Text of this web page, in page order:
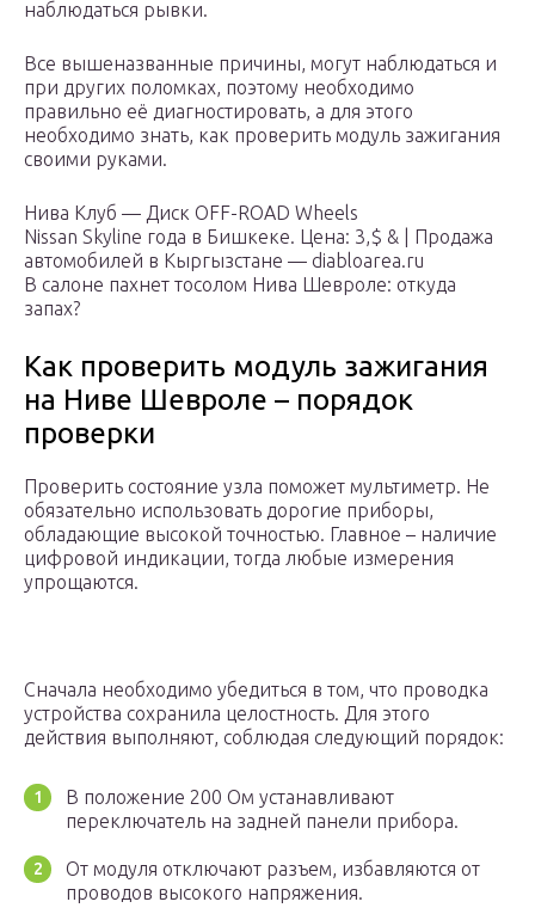
наблюдаться рывки.
Все вышеназванные причины, могут наблюдаться и
при других поломках, поэтому необходимо
правильно её диагностировать, а для этого
необходимо знать, как проверить модуль зажигания
своими руками.
Нива Клуб — Диск OFF-ROAD Wheels
Nissan Skyline года в Бишкеке. Цена: 3,$ & | Продажа
автомобилей в Кыргызстане — diabloarea.ru
В салоне пахнет тосолом Нива Шевроле: откуда
запах?
Как проверить модуль зажигания
на Ниве Шевроле – порядок
проверки
Проверить состояние узла поможет мультиметр. Не
обязательно использовать дорогие приборы,
обладающие высокой точностью. Главное – наличие
цифровой индикации, тогда любые измерения
упрощаются.
Сначала необходимо убедиться в том, что проводка
устройства сохранила целостность. Для этого
действия выполняют, соблюдая следующий порядок:
В положение 200 Ом устанавливают
переключатель на задней панели прибора.
От модуля отключают разъем, избавляются от
проводов высокого напряжения.